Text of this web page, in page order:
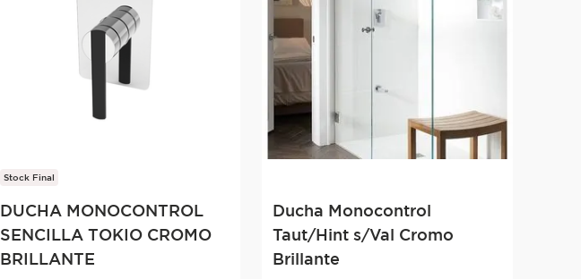
Stock Final
DUCHA MONOCONTROL
SENCILLA TOKIO CROMO
BRILLANTE
Ducha Monocontrol
Taut/Hint s/Val Cromo
Brillante